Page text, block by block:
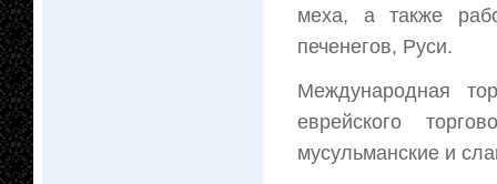
меха, а также
печенегов, Руси.
Международная
еврейского
мусульманские и